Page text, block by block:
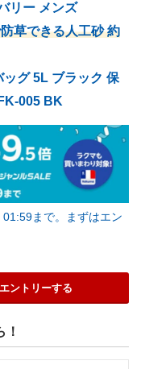
リー メンズ
草できる人工砂 約
グ 5L ブラック 保
005 BK
01:59まで。まずはエン
ントリーする